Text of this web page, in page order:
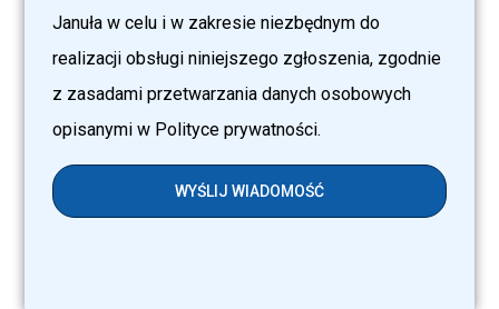
Januła w celu i w zakresie niezbędnym do
realizacji obsługi niniejszego zgłoszenia, zgodnie
z zasadami przetwarzania danych osobowych
opisanymi w Polityce prywatności.
WYŚLIJ WIADOMOŚĆ